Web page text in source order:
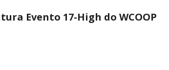
Evento 17-High do WCOOP